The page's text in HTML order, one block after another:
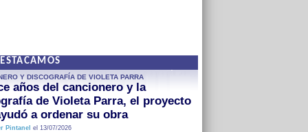
Y DISCOGRAFÍA DE VIOLETA PARRA
años del cancionero y la
de Violeta Parra, el proyecto
a ordenar su obra
Pintanel el 13/07/2026